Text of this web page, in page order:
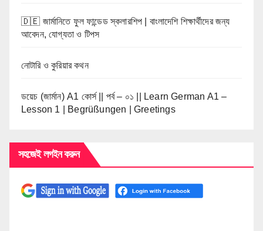
🇩🇪 জার্মানিতে ফুল ফান্ডেড স্কলারশিপ | বাংলাদেশি শিক্ষার্থীদের জন্য
আবেদন, যোগ্যতা ও টিপস
নোটারি ও কুরিয়ার কথন
ডয়েচ (জার্মান) A1 কোর্স || পর্ব – ০১ || Learn German A1 –
Lesson 1 | Begrüßungen | Greetings
সহজেই লগইন করুন